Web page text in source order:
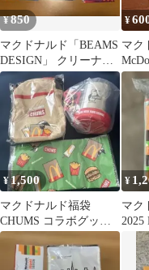
¥850
マクドナルド「BEAMS
DESIGN」 クリーナー
クロス 5点まとめ売り
¥
マ
ポー
¥ 1,500
マクドナルド福袋
CHUMS コラボグッズ 3
点セット
¥
マク
グッ